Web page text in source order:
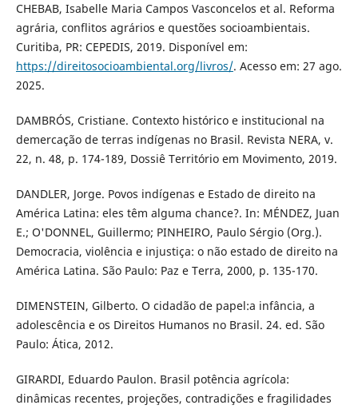
CHEBAB, Isabelle Maria Campos Vasconcelos et al. Reforma
agrária, conflitos agrários e questões socioambientais.
Curitiba, PR: CEPEDIS, 2019. Disponível em:
https://direitosocioambiental.org/livros/. Acesso em: 27 ago.
2025.
DAMBRÓS, Cristiane. Contexto histórico e institucional na
demercação de terras indígenas no Brasil. Revista NERA, v.
22, n. 48, p. 174-189, Dossiê Território em Movimento, 2019.
DANDLER, Jorge. Povos indígenas e Estado de direito na
América Latina: eles têm alguma chance?. In: MÉNDEZ, Juan
E.; O'DONNEL, Guillermo; PINHEIRO, Paulo Sérgio (Org.).
Democracia, violência e injustiça: o não estado de direito na
América Latina. São Paulo: Paz e Terra, 2000, p. 135-170.
DIMENSTEIN, Gilberto. O cidadão de papel:a infância, a
adolescência e os Direitos Humanos no Brasil. 24. ed. São
Paulo: Ática, 2012.
GIRARDI, Eduardo Paulon. Brasil potência agrícola:
dinâmicas recentes, projeções, contradições e fragilidades